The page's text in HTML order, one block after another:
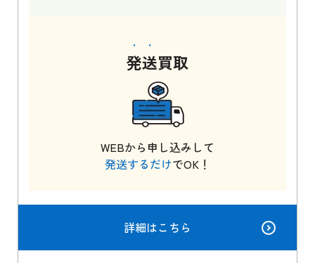
発送買取
WEBから申し込みして
発送するだけでOK！
詳細はこちら